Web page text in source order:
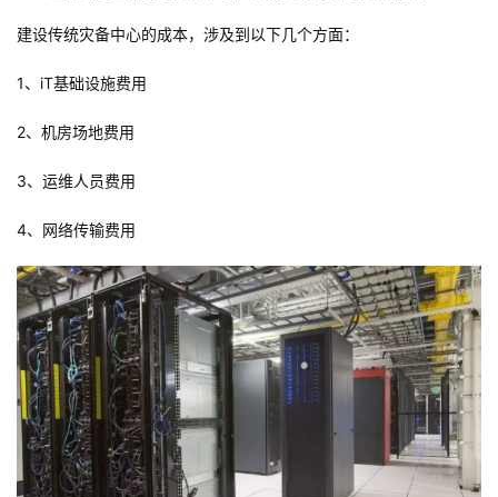
客
论
坛
的
圈
子
我
的
直
我
的
我
注
开
发
者
学
的
Programs
我
的
支
持
建设传统灾备中心的成本，涉及到以下几个方面：
1、iT基础设施费用
2、机房场地费用
3、运维人员费用
4、网络传输费用